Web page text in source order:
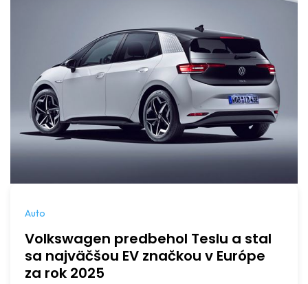
Auto
Volkswagen predbehol Teslu a stal
sa najväčšou EV značkou v Európe
za rok 2025